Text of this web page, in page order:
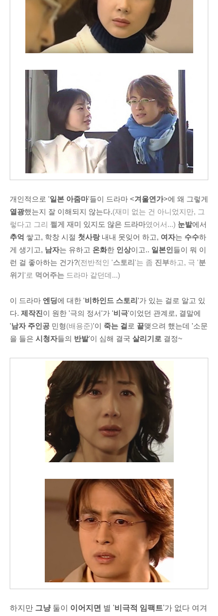
개인적으로 '일본 아줌마'들이 드라마 <겨울연가>에 왜 그렇게
열광했는지 잘 이해되지 않는다.(재미 없는 건 아니었지만, 그
렇다고 그리 쩔게 재미 있지도 않은 드라마였어서...) 눈밭에서
추억 쌓고, 학창 시절 첫사랑내내 못잊어 하고, 여자는 수수하
게 생기고, 남자는 유하고 온화한 인상이고.. 일본인들이 뭐 이
런 걸 좋아하는 건가?(전반적인 '스토리 '는 좀 진부하고, 극 '분
위기 '로 먹어주는 드라마 같던데...)
이 드라마 엔딩에 대한 '비하인드 스토리'가 있는 걸로 알고 있
다. 제작진이 원한 '극의 정서'가 '비극'이었던 관계로, 결말에
'남자 주인공 민형(배용준)'이 죽는 걸 로 끝맺으려 했는데 '소문
을 들은 시청자들의 반발'이 심해 결국 살리기로 결정~
하지만 그냥둘이 이어지면 별 '비극적 임팩트'가 없다 여겨